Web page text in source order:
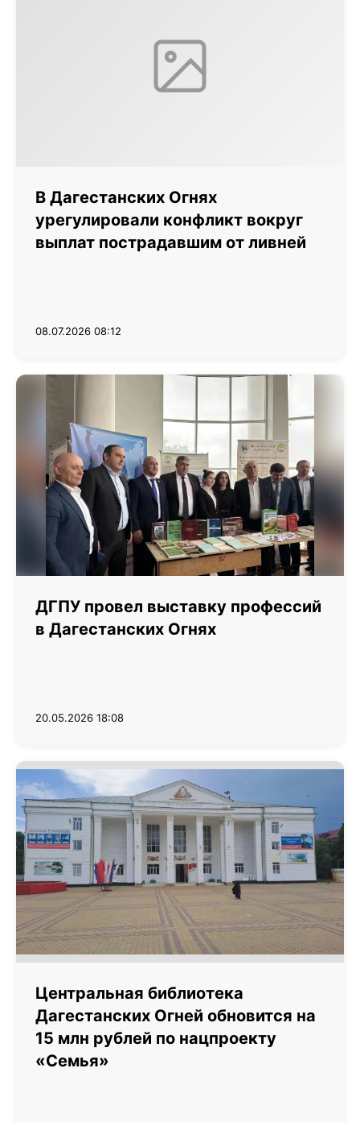
В Дагестанских Огнях
урегулировали конфликт вокруг
выплат пострадавшим от ливней
08.07.2026 08:12
ДГПУ провел выставку профессий
в Дагестанских Огнях
20.05.2026 18:08
Центральная библиотека
Дагестанских Огней обновится на
15 млн рублей по нацпроекту
«Семья»